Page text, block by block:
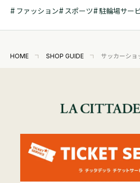
ファッション スポーツ 駐輪場サー
HOME SHOP GUIDE サッカーショ